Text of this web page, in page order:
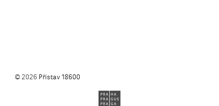
© 2026 Přístav 18600